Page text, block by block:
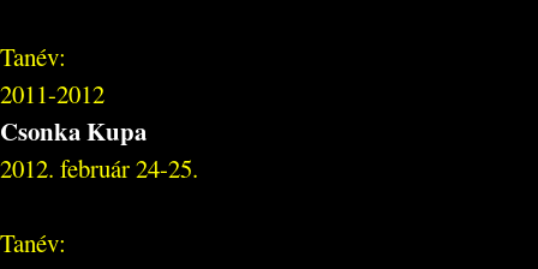
Tanév:
2011-2012
Csonka Kupa
2012. február 24-25.
Tanév: